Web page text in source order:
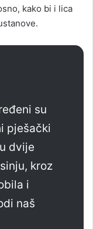
kako bi i lica
su
pješački
dvije
kroz
i
naš